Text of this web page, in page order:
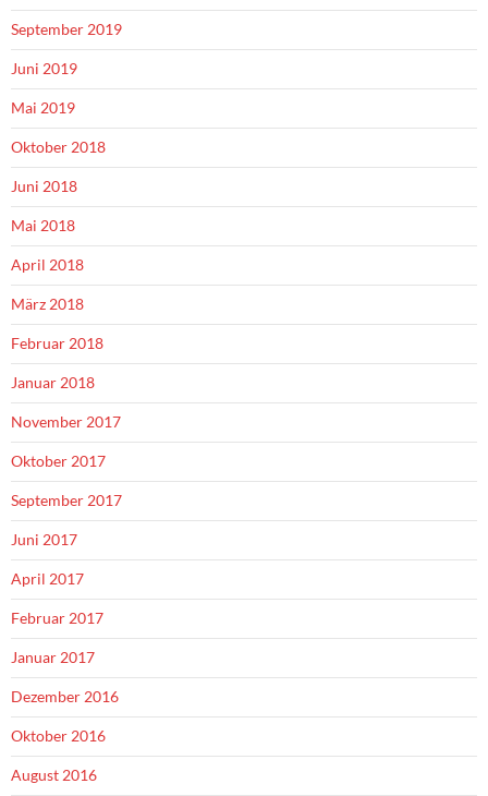
September 2019
Juni 2019
Mai 2019
Oktober 2018
Juni 2018
Mai 2018
April 2018
März 2018
Februar 2018
Januar 2018
November 2017
Oktober 2017
September 2017
Juni 2017
April 2017
Februar 2017
Januar 2017
Dezember 2016
Oktober 2016
August 2016